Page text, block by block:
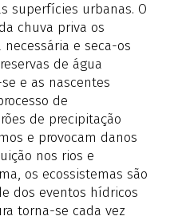
superfícies urbanas. O
chuva priva os
e seca-os
de água
e as nascentes
de
de precipitação
e provocam danos
nos rios e
os ecossistemas são
dos eventos hídricos
torna-se cada vez